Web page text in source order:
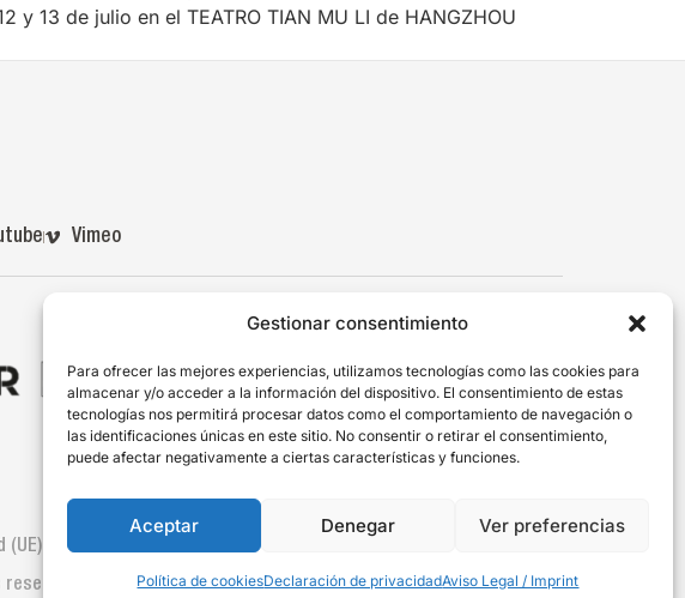
Gestionar consentimiento
Para ofrecer las mejores experiencias, utilizamos tecnologías como las cookies para
almacenar y/o acceder a la información del dispositivo. El consentimiento de estas
tecnologías nos permitirá procesar datos como el comportamiento de navegación o
las identificaciones únicas en este sitio. No consentir o retirar el consentimiento,
puede afectar negativamente a ciertas características y funciones.
Aceptar Denegar Ver preferencias
Política de cookiesDeclaración de privacidadAviso Legal / Imprint
y 13 de julio en el TEATRO TIAN MU LI de HANGZHOU
Vimeo
Con la ayuda de:
(UE) Política de cookies (UE)